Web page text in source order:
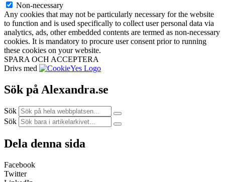
Non-necessary
Any cookies that may not be particularly necessary for the website
to function and is used specifically to collect user personal data via
analytics, ads, other embedded contents are termed as non-necessary
cookies. It is mandatory to procure user consent prior to running
these cookies on your website.
SPARA OCH ACCEPTERA
Drivs med
Sök på Alexandra.se
Sök
Sök
Dela denna sida
Facebook
Twitter